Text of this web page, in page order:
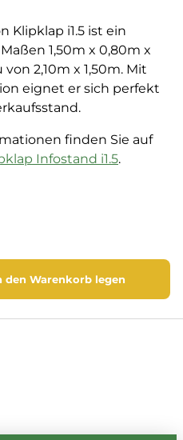
Klipklap i1.5 ist ein
1,50m x 0,80m x
2,10m x 1,50m. Mit
eignet er sich perfekt
finden Sie auf
Infostand i1.5.